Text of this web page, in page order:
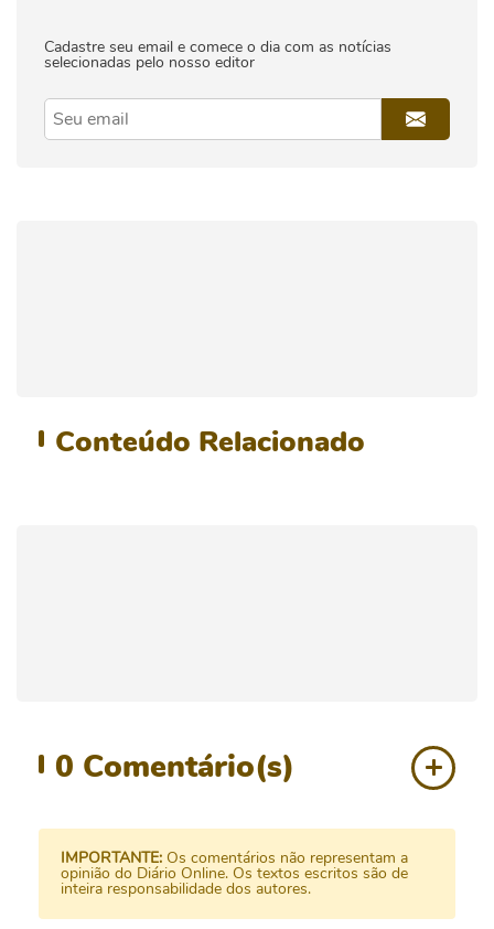
Cadastre seu email e comece o dia com as notícias
selecionadas pelo nosso editor
Conteúdo Relacionado
0 Comentário(s)
IMPORTANTE: Os comentários não representam a
opinião do Diário Online. Os textos escritos são de
inteira responsabilidade dos autores.